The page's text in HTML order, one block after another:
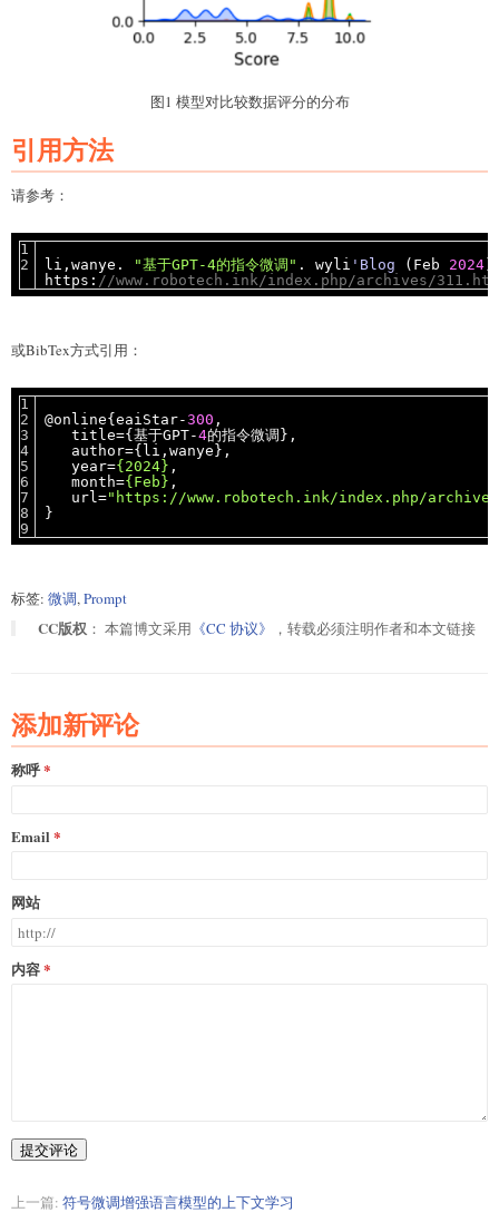
图1 模型对比较数据评分的分布
引用方法
请参考：
li,wanye. "基于GPT-4的指令微调" . wyli 'Blog (Feb 2024
https: //www.robotech.ink/index.php/archives/
或BibTex方式引用：
@online{eaiStar-300 ,
title={基于GPT-4的指令微调},
author={li,wanye},
year={2024} ,
month={Feb} ,
url="https://www.robotech.ink/index.php/
}
标签: 微调,Prompt
CC版权： 本篇博文采用 《CC 协议》 ，转载必须注明作者和本文链接
添加新评论
称呼
Email
网站
内容
提交评论
上一篇: 符号微调增强语言模型的上下文学习